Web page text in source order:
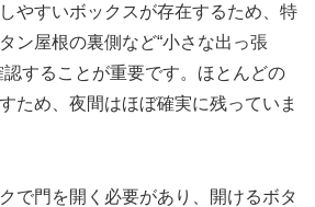
やすいボックスが存在するため、特
ン屋根の裏側など“小さな出っ張
認することが重要です。ほとんどの
ため、夜間はほぼ確実に残っていま
で門を開く必要があり、開けるボタ